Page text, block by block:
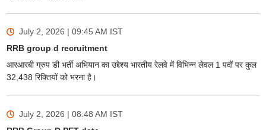
July 2, 2026 | 09:45 AM IST
RRB group d recruitment
आरआरबी ग्रुप डी भर्ती अभियान का उद्देश्य भारतीय रेलवे में विभिन्न लेवल 1 पदों पर कुल
32,438 रिक्तियों को भरना है।
July 2, 2026 | 08:48 AM IST